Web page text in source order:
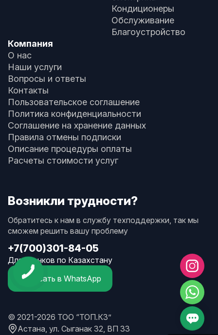
Кондиционеры
Обслуживание
Благоустройство
Компания
О нас
Наши услуги
Вопросы и ответы
Контакты
Пользовательское соглашение
Политика конфиденциальности
Соглашение на хранение данных
Правила отмены подписки
Описание процедуры оплаты
Расчеты стоимости услуг
Возникли трудности?
Обратитесь к нам в службу техподдержки, так мы
сможем решить вашу проблему
+7(700)301-84-05
Для звонков по Казахстану
Написать в WhatsApp
© 2021-2026 ТОО “ТОП.КЗ”
Астана, ул. Сыганак 32, ВП 33